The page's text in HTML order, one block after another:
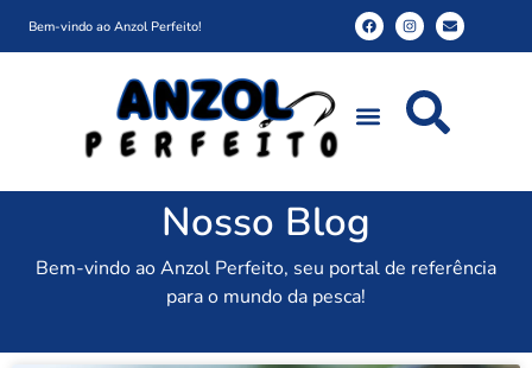
Bem-vindo ao Anzol Perfeito!
Nosso Blog
Bem-vindo ao Anzol Perfeito, seu portal de referência
para o mundo da pesca!